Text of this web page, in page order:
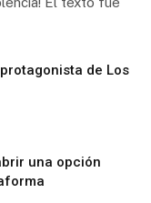
de Los
una opción